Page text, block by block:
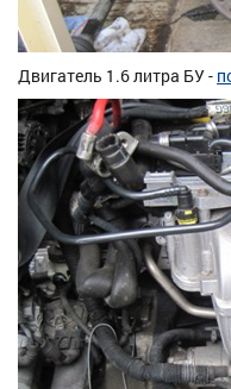
Двигатель 1.6 литра БУ -